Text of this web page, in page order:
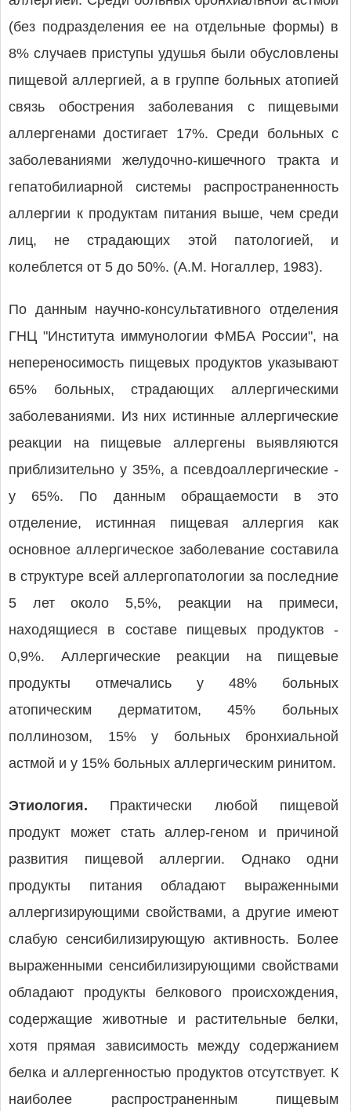
(без подразделения ее на отдельные формы) в
8% случаев приступы удушья были обусловлены
пищевой аллергией, а в группе больных атопией
связь обострения заболевания с пищевыми
аллергенами достигает 17%. Среди больных с
заболеваниями желудочно-кишечного тракта и
гепатобилиарной системы распространенность
аллергии к продуктам питания выше, чем среди
лиц, не страдающих этой патологией, и
колеблется от 5 до 50%. (А.М. Ногаллер, 1983).
По данным научно-консультативного отделения
ГНЦ "Института иммунологии ФМБА России", на
непереносимость пищевых продуктов указывают
65% больных, страдающих аллергическими
заболеваниями. Из них истинные аллергические
реакции на пищевые аллергены выявляются
приблизительно у 35%, а псевдоаллергические -
у 65%. По данным обращаемости в это
отделение, истинная пищевая аллергия как
основное аллергическое заболевание составила
в структуре всей аллергопатологии за последние
5 лет около 5,5%, реакции на примеси,
находящиеся в составе пищевых продуктов -
0,9%. Аллергические реакции на пищевые
продукты отмечались у 48% больных
атопическим дерматитом, 45% больных
поллинозом, 15% у больных бронхиальной
астмой и у 15% больных аллергическим ринитом.
Этиология. Практически любой пищевой
продукт может стать аллер-геном и причиной
развития пищевой аллергии. Однако одни
продукты питания обладают выраженными
аллергизирующими свойствами, а другие имеют
слабую сенсибилизирующую активность. Более
выраженными сенсибилизирующими свойствами
обладают продукты белкового происхождения,
содержащие животные и растительные белки,
хотя прямая зависимость между содержанием
белка и аллергенностью продуктов отсутствует. К
наиболее распространенным пищевым